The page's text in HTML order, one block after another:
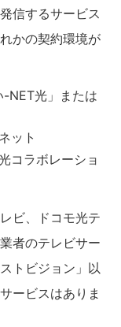
信するサービス
かの契約環境が
NET光」または
ット
コラボレーショ
ビ、ドコモ光テ
者のテレビサー
トビジョン」以
ービスはありま